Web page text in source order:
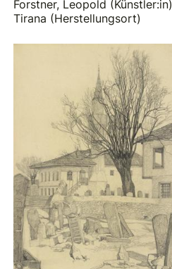
Forstner, Leopold (Künstler:in)
Tirana (Herstellungsort)